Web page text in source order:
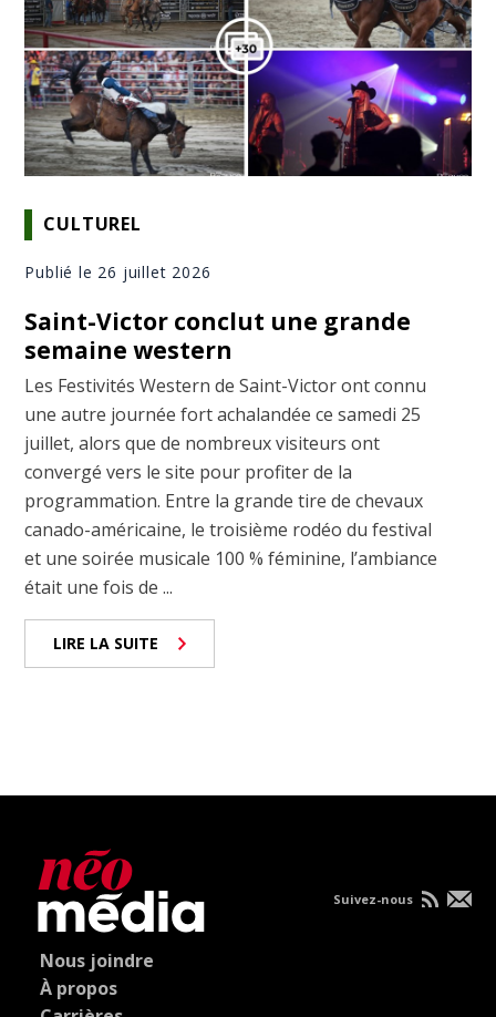
CULTUREL
Publié le 26 juillet 2026
Saint-Victor conclut une grande
semaine western
Les Festivités Western de Saint-Victor ont connu
une autre journée fort achalandée ce samedi 25
juillet, alors que de nombreux visiteurs ont
convergé vers le site pour profiter de la
programmation. Entre la grande tire de chevaux
canado-américaine, le troisième rodéo du festival
et une soirée musicale 100 % féminine, l’ambiance
était une fois de ...
LIRE LA SUITE
Nous joindre
À propos
Suivez-nous